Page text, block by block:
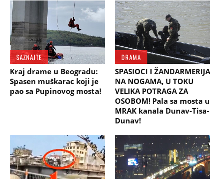
SAZNAJTE
Kraj drame u Beogradu:
Spasen muškarac koji je
pao sa Pupinovog mosta!
DRAMA
SPASIOCI I ŽANDARMERIJA
NA NOGAMA, U TOKU
VELIKA POTRAGA ZA
OSOBOM! Pala sa mosta u
MRAK kanala Dunav-Tisa-
Dunav!